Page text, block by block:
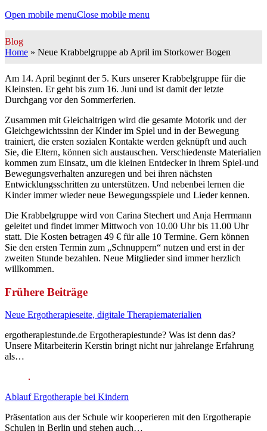
Open mobile menuClose mobile menu
Blog
Home » Neue Krabbelgruppe ab April im Storkower Bogen
Am 14. April beginnt der 5. Kurs unserer Krabbelgruppe für die
Kleinsten. Er geht bis zum 16. Juni und ist damit der letzte
Durchgang vor den Sommerferien.
Zusammen mit Gleichaltrigen wird die gesamte Motorik und der
Gleichgewichtssinn der Kinder im Spiel und in der Bewegung
trainiert, die ersten sozialen Kontakte werden geknüpft und auch
Sie, die Eltern, können sich austauschen. Verschiedenste Materialien
kommen zum Einsatz, um die kleinen Entdecker in ihrem Spiel-und
Bewegungsverhalten anzuregen und bei ihren nächsten
Entwicklungsschritten zu unterstützen. Und nebenbei lernen die
Kinder immer wieder neue Bewegungsspiele und Lieder kennen.
Die Krabbelgruppe wird von Carina Stechert und Anja Herrmann
geleitet und findet immer Mittwoch von 10.00 Uhr bis 11.00 Uhr
statt. Die Kosten betragen 49 € für alle 10 Termine. Gern können
Sie den ersten Termin zum „Schnuppern“ nutzen und erst in der
zweiten Stunde bezahlen. Neue Mitglieder sind immer herzlich
willkommen.
Frühere Beiträge
Neue Ergotherapieseite, digitale Therapiematerialien
ergotherapiestunde.de Ergotherapiestunde? Was ist denn das?
Unsere Mitarbeiterin Kerstin bringt nicht nur jahrelange Erfahrung
als…
Ablauf Ergotherapie bei Kindern
Präsentation aus der Schule wir kooperieren mit den Ergotherapie
Schulen in Berlin und stehen auch…